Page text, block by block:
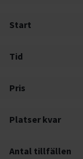
Start
Tid
Pris
Platser kvar
Antal tillfällen